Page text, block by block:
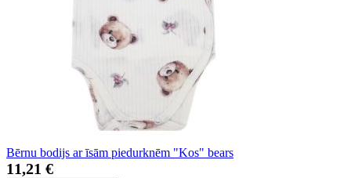
Bērnu bodijs ar īsām piedurknēm "Kos" bears
11,21 €